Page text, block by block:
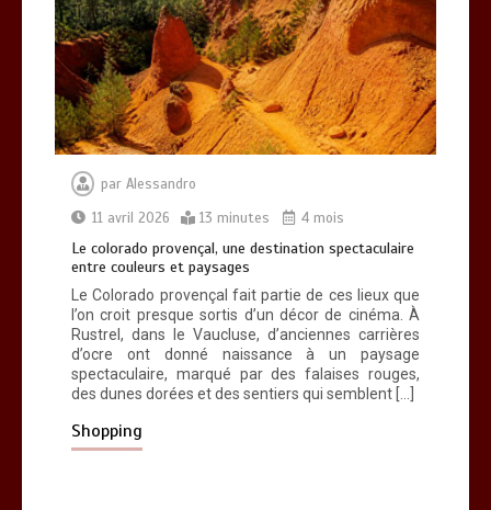
par Alessandro
11 avril 2026
13 minutes 4 mois
Le colorado provençal, une destination spectaculaire
entre couleurs et paysages
Le Colorado provençal fait partie de ces lieux que
l’on croit presque sortis d’un décor de cinéma. À
Rustrel, dans le Vaucluse, d’anciennes carrières
d’ocre ont donné naissance à un paysage
spectaculaire, marqué par des falaises rouges,
des dunes dorées et des sentiers qui semblent […]
Shopping